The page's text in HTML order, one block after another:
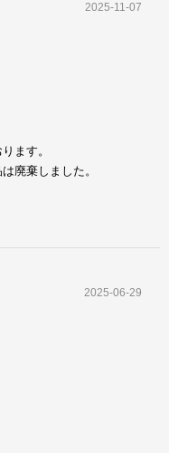
2025-11-07
ます。
廃棄しました。
2025-06-29